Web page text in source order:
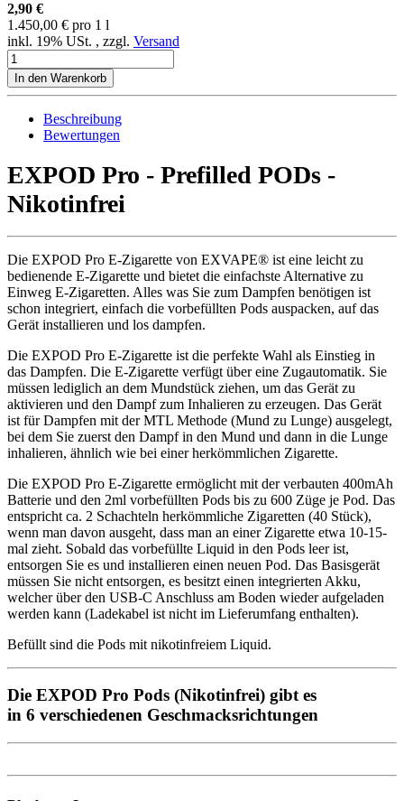
2,90 €
1.450,00 € pro 1 l
inkl. 19% USt. , zzgl. Versand
In den Warenkorb
Beschreibung
Bewertungen
EXPOD Pro - Prefilled PODs -
Nikotinfrei
Die EXPOD Pro E-Zigarette von EXVAPE® ist eine leicht zu
bedienende E-Zigarette und bietet die einfachste Alternative zu
Einweg E-Zigaretten. Alles was Sie zum Dampfen benötigen ist
schon integriert, einfach die vorbefüllten Pods auspacken, auf das
Gerät installieren und los dampfen.
Die EXPOD Pro E-Zigarette ist die perfekte Wahl als Einstieg in
das Dampfen. Die E-Zigarette verfügt über eine Zugautomatik. Sie
müssen lediglich an dem Mundstück ziehen, um das Gerät zu
aktivieren und den Dampf zum Inhalieren zu erzeugen. Das Gerät
ist für Dampfen mit der MTL Methode (Mund zu Lunge) ausgelegt,
bei dem Sie zuerst den Dampf in den Mund und dann in die Lunge
inhalieren, ähnlich wie bei einer herkömmlichen Zigarette.
Die EXPOD Pro E-Zigarette ermöglicht mit der verbauten 400mAh
Batterie und den 2ml vorbefüllten Pods bis zu 600 Züge je Pod. Das
entspricht ca. 2 Schachteln herkömmliche Zigaretten (40 Stück),
wenn man davon ausgeht, dass man an einer Zigarette etwa 10-15-
mal zieht. Sobald das vorbefüllte Liquid in den Pods leer ist,
entsorgen Sie es und installieren einen neuen Pod. Das Basisgerät
müssen Sie nicht entsorgen, es besitzt einen integrierten Akku,
welcher über den USB-C Anschluss am Boden wieder aufgeladen
werden kann (Ladekabel ist nicht im Lieferumfang enthalten).
Befüllt sind die Pods mit nikotinfreiem Liquid.
Die EXPOD Pro Pods (Nikotinfrei) gibt es
in 6 verschiedenen Geschmacksrichtungen